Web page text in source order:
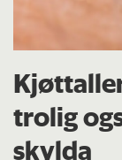
trolig
skylda